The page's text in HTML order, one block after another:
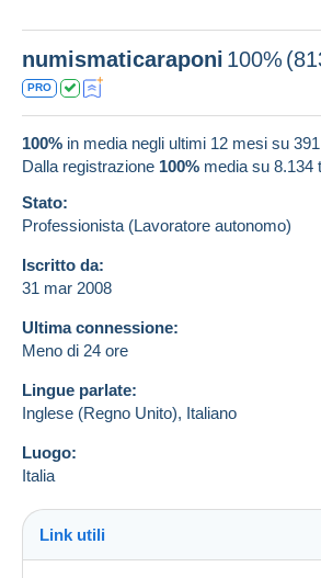
numismaticaraponi 100%
PRO
100% in media negli ultimi 12 mesi su
Dalla registrazione 100% media su 8.134
Stato:
Professionista (Lavoratore autonomo)
Iscritto da:
31 mar 2008
Ultima connessione:
Meno di 24 ore
Lingue parlate:
Inglese (Regno Unito), Italiano
Luogo:
Italia
Link utili